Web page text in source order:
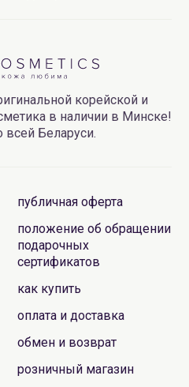
корейской и
в наличии в Минске!
всей Беларуси.
публичная оферта
положение об обращении
подарочных
сертификатов
как купить
оплата и доставка
обмен и возврат
розничный магазин